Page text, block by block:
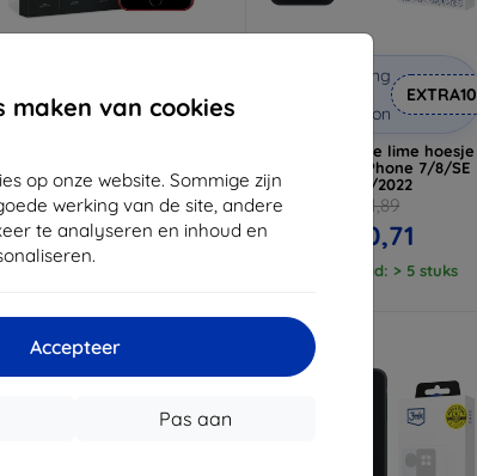
maken van cookies
op onze website. Sommige zijn
werking van de site, andere
te analyseren en inhoud en
Accepteer
Pas aan
-10%
coupon
EXTRA10
€ 10,90
€ 9,81
Op voorraad: > 5 stuks
Korting
coupon
EXTRA10
3mk Matt Case lime hoesje
voor Apple iPhone 7/8/SE
2020/2022
€ 11,89
€ 10,71
Op voorraad: > 5 stuks
-10%